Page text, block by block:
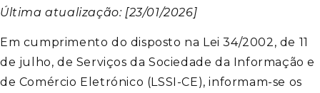
Última atualização: [23/01/2026]
Em cumprimento do disposto na Lei 34/2002, de 11
de julho, de Serviços da Sociedade da Informação e
de Comércio Eletrónico (LSSI-CE), informam-se os